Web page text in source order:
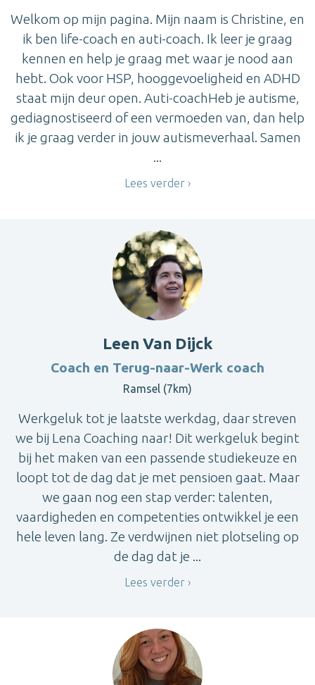
Welkom op mijn pagina. Mijn naam is Christine, en
ik ben life-coach en auti-coach. Ik leer je graag
kennen en help je graag met waar je nood aan
hebt. Ook voor HSP, hooggevoeligheid en ADHD
staat mijn deur open. Auti-coachHeb je autisme,
gediagnostiseerd of een vermoeden van, dan help
ik je graag verder in jouw autismeverhaal. Samen
...
Lees verder
Leen Van Dijck
Coach en Terug-naar-Werk coach
Ramsel (7km)
Werkgeluk tot je laatste werkdag, daar streven
we bij Lena Coaching naar! Dit werkgeluk begint
bij het maken van een passende studiekeuze en
loopt tot de dag dat je met pensioen gaat. Maar
we gaan nog een stap verder: talenten,
vaardigheden en competenties ontwikkel je een
hele leven lang. Ze verdwijnen niet plotseling op
de dag dat je ...
Lees verder